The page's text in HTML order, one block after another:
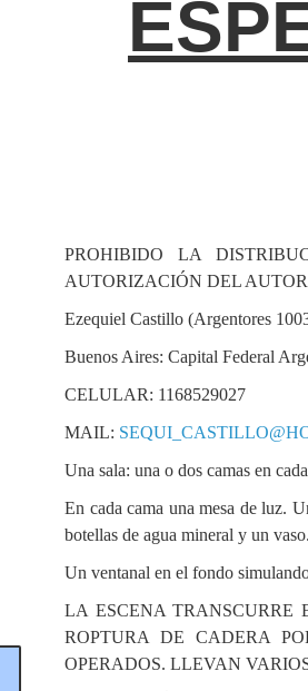
PROHIBIDO LA
AUTORIZACIÓN DEL
Ezequiel Castillo (Argentores
Buenos Aires: Capital Federal
CELULAR: 1168529027
MAIL:
Una sala: una o dos camas en
En cada cama una mesa de luz.
botellas de agua mineral y un vaso.
Un ventanal en el fondo
LA ESCENA TRANSCURRE
ROPTURA DE CADERA
OPERADOS. LLEVAN